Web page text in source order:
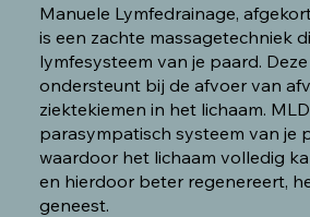
Manuele Lymfedrainage,
is een zachte massagetechniek
lymfesysteem van je paard.
ondersteunt bij de afvoer van
ziektekiemen in het lichaam.
parasympatisch systeem van je
waardoor het lichaam volledig
en hierdoor beter regenereert,
geneest.